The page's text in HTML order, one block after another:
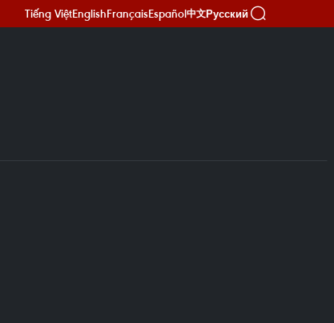
Tiếng ViệtEnglishFrançaisEspañol中文Русский